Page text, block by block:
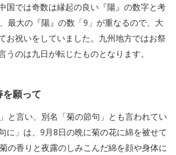
国では奇数は縁起の良い『陽』の数字と考
最大の『陽』の数「9」が重なるので、大
お祝いをしていました。九州地方ではお祭
うのは九日が転じたものとなります。
を願って
と言い、別名「菊の節句」とも言われてい
に」は、9月8日の晩に菊の花に綿を被せて
の香りと夜露のしみこんだ綿を顔や身体に